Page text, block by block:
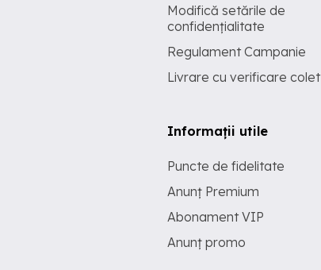
Modifică setările de
confidențialitate
Regulament Campanie
Livrare cu verificare colet
Informații utile
Puncte de fidelitate
Anunț Premium
Abonament VIP
Anunț promo